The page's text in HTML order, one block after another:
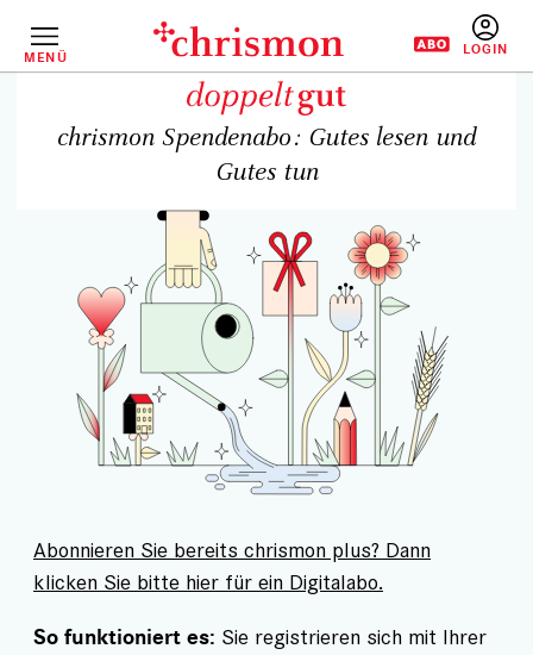
InhaltMENÜ
chrismon Spendenabo: Gutes lesen und
Gutes tun
Abonnieren Sie bereits chrismon plus? Dann
klicken Sie bitte hier für ein Digitalabo.
So funktioniert es: Sie registrieren sich mit Ihrer